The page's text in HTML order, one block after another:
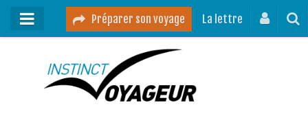
Préparer son voyage La lettre
Mon podcast